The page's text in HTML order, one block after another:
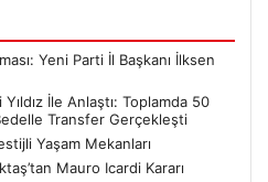
Yeni Parti İl Başkanı İlksen
İle Anlaştı: Toplamda 50
Transfer Gerçekleşti
Yaşam Mekanları
Mauro Icardi Kararı